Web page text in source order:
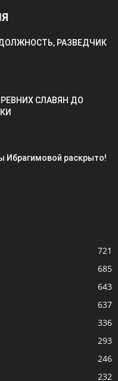
РАЗВЕДЧИК
СЛАВЯН ДО
Ибрагимовой раскрыто!
721
685
643
637
336
293
246
232